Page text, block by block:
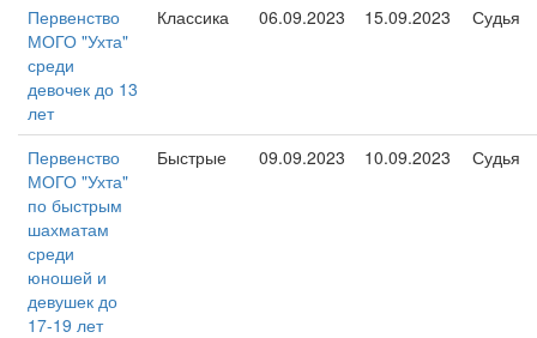
Первенство
МОГО "Ухта"
среди
девочек до 13
лет
Классика 06.09.2023 15.09.2023 Судья
Первенство
МОГО "Ухта"
по быстрым
шахматам
среди
юношей и
девушек до
17-19 лет
Быстрые 09.09.2023 10.09.2023 Судья